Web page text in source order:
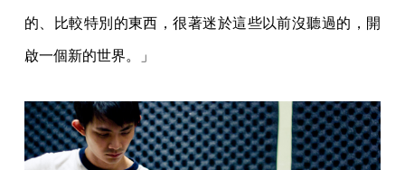
的、比較特別的東西，很著迷於這些以前沒聽過的，開
啟一個新的世界。」